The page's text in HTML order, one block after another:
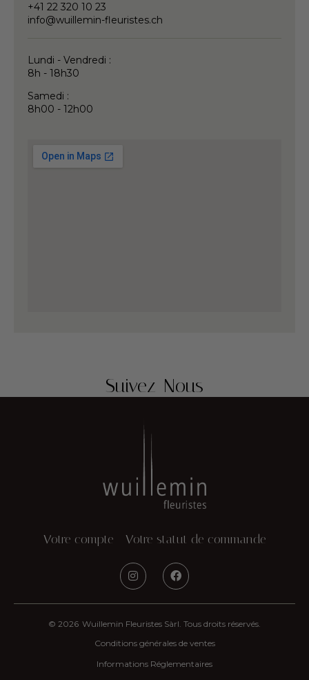
+41 22 320 10 23
info@wuillemin-fleuristes.ch
Lundi - Vendredi :
8h - 18h30
Samedi :
8h00 - 12h00
Suivez-Nous
Votre compte Votre statut de commande
© 2026 Wuillemin Fleuristes Sàrl. Tous droits réservés.
Conditions générales de ventes
Informations Réglementaires